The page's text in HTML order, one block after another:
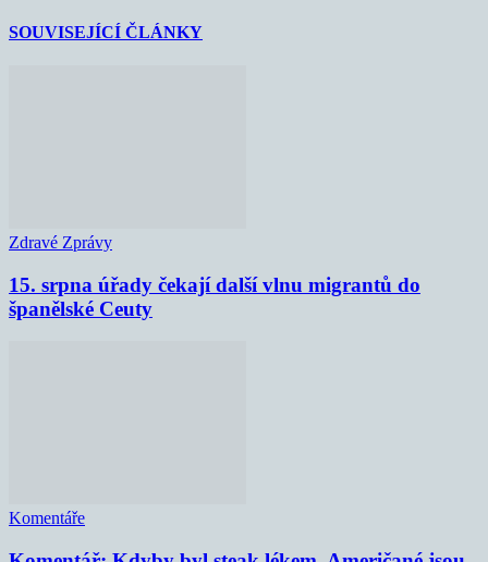
SOUVISEJÍCÍ ČLÁNKY
Zdravé Zprávy
15. srpna úřady čekají další vlnu migrantů do
španělské Ceuty
Komentáře